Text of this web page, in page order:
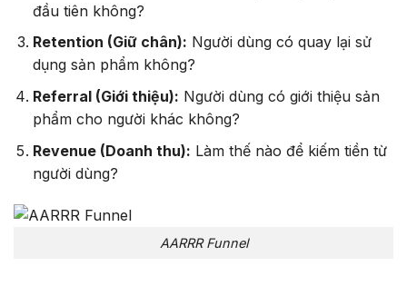
đầu tiên không?
Retention (Giữ chân): Người dùng có quay lại sử
dụng sản phẩm không?
Referral (Giới thiệu): Người dùng có giới thiệu sản
phẩm cho người khác không?
Revenue (Doanh thu): Làm thế nào để kiếm tiền từ
người dùng?
AARRR Funnel